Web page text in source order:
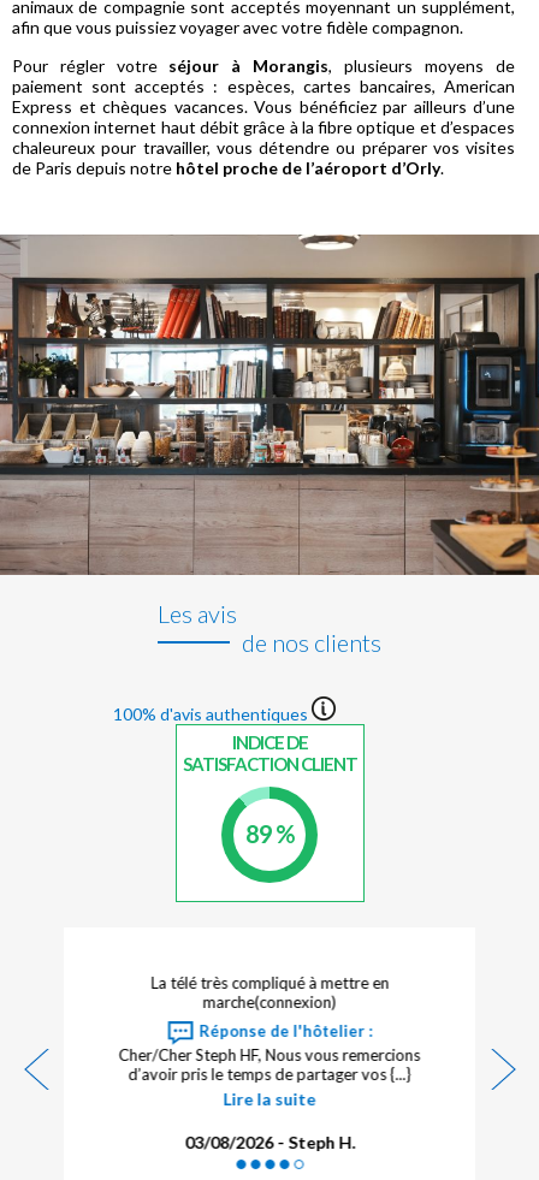
animaux de compagnie sont acceptés moyennant un supplément,
afin que vous puissiez voyager avec votre fidèle compagnon.
Pour régler votre séjour à Morangis, plusieurs moyens de
paiement sont acceptés : espèces, cartes bancaires, American
Express et chèques vacances. Vous bénéficiez par ailleurs d’une
connexion internet haut débit grâce à la fibre optique et d’espaces
chaleureux pour travailler, vous détendre ou préparer vos visites
de Paris depuis notre hôtel proche de l’aéroport d’Orly.
Les avis
de nos clients
100% d'avis authentiques
INDICE DE
SATISFACTION CLIENT
89 %
La télé très compliqué à mettre en
marche(connexion)
Réponse de l'hôtelier :
Cher/Cher Steph HF, Nous vous remercions
d’avoir pris le temps de partager vos {...}
Lire la suite
03/08/2026 - Steph H.